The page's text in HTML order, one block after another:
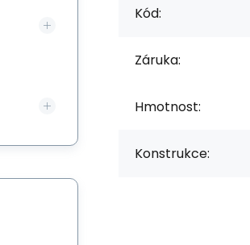
Kód:
Záruka:
Hmotnost:
Konstrukce: